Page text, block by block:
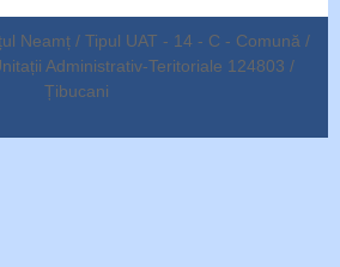
Neamț / Tipul UAT - 14 - C - Comună /
Administrativ-Teritoriale 124803 /
Țibucani